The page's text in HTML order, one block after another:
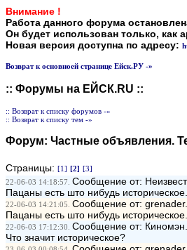
Внимание !
Работа данного форума
Он будет использован только, как
Новая версия доступна по адресу:
Возврат к основноей странице Ейск.РУ -»
:: Форумы на ЕЙСК.RU ::
:: Возврат к списку форумов -»
:: Возврат к списку тем -»
Форум: Частные объявления.
Страницы: [1] [2] [3]
22-06-03 14:18:57. Сообщение от:
Пацаны есть што нибудь историческое.
22-06-03 14:21:05. Сообщение от: grenader.
Пацаны есть што нибудь историческое.
22-06-03 17:12:30. Сообщение от: Киномэн.
Что значит историческое?